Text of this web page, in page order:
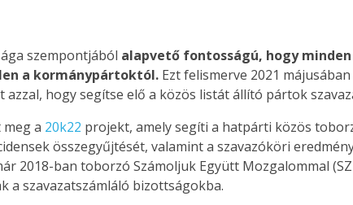
szempontjából alapvető fontosságú, hogy
a kormánypártoktól. Ezt felismerve 2021
hogy segítse elő a közös listát állító pártok
a 20k22 projekt, amely segíti a hatpárti közös
összegyűjtését, valamint a szavazóköri
2018-ban toborzó Számoljuk Együtt Mozgalommal
a szavazatszámláló bizottságokba.